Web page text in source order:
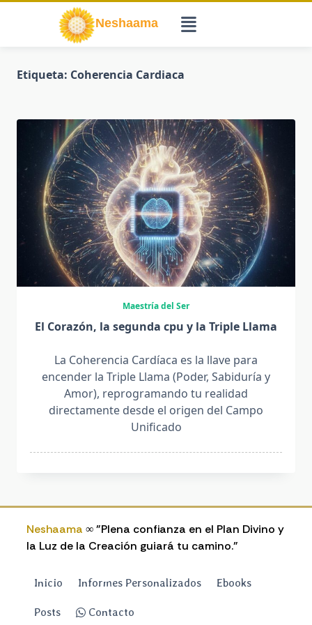
Etiqueta: Coherencia Cardiaca
Maestría del Ser
El Corazón, la segunda cpu y la Triple Llama
La Coherencia Cardíaca es la llave para
encender la Triple Llama (Poder, Sabiduría y
Amor), reprogramando tu realidad
directamente desde el origen del Campo
Unificado
Neshaama ∞ "Plena confianza en el Plan Divino y
la Luz de la Creación guiará tu camino."
Inicio Informes Personalizados Ebooks
Posts Contacto